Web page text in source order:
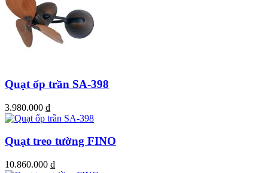
Quạt ốp trần SA-398
3.980.000 ₫
Quạt treo tường FINO
10.860.000 ₫